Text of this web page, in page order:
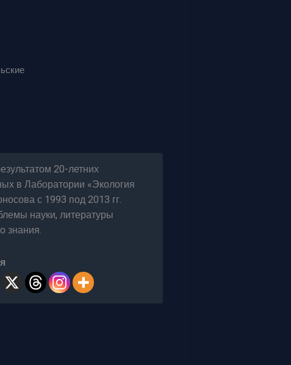
20-летних
в Лаборатории «Экология
с 1993 под 2013 гг.
науки, литературы
знания.